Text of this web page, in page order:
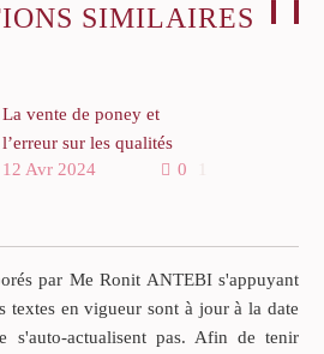
SIMILAIRES
La vente de poney et
l’erreur sur les qualités
substantielles
première chambre civile de
la Cour de cassation en date
du 30 novembre 2016
(pourvoi numéro 15.11.247
0
12 Avr 2024
par Me Ronit ANTEBI s'appuyant
textes en vigueur sont à jour à la date
s'auto-actualisent pas. Afin de tenir